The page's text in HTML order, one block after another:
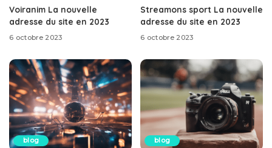
Voiranim La nouvelle
adresse du site en 2023
6 octobre 2023
Streamons sport La nouvelle
adresse du site en 2023
6 octobre 2023
blog blog